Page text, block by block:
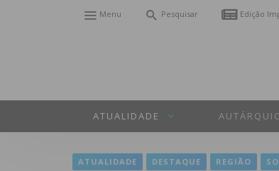
Menu Pesquisar Edição
ATUALIDADE
ATUALIDADE DESTAQUE REGIÃO